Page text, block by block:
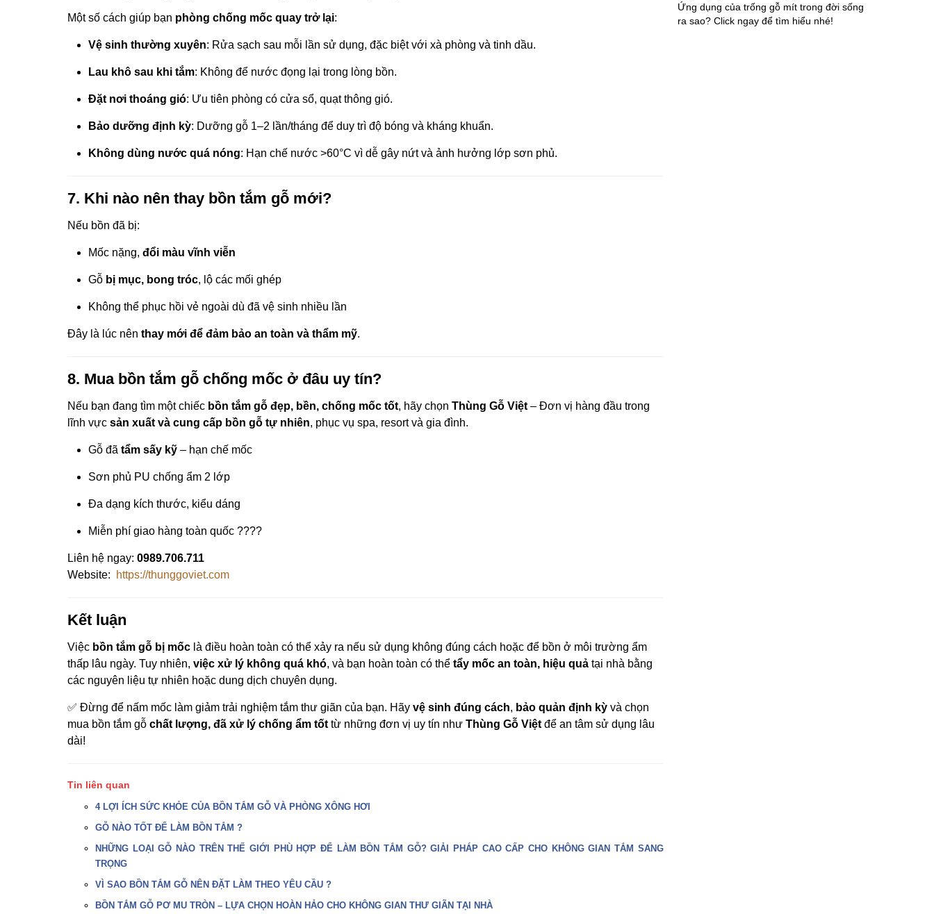
Một số cách giúp bạn phòng chống mốc quay trở lại:
Vệ sinh thường xuyên: Rửa sạch sau mỗi lần sử dụng, đặc biệt với xà phòng và tinh dầu.
Lau khô sau khi tắm: Không để nước đọng lại trong lòng bồn.
Đặt nơi thoáng gió: Ưu tiên phòng có cửa sổ, quạt thông gió.
Bảo dưỡng định kỳ: Dưỡng gỗ 1–2 lần/tháng để duy trì độ bóng và kháng khuẩn.
Không dùng nước quá nóng: Hạn chế nước >60°C vì dễ gây nứt và ảnh hưởng lớp sơn phủ.
7. Khi nào nên thay bồn tắm gỗ mới?
Nếu bồn đã bị:
Mốc nặng, đổi màu vĩnh viễn
Gỗ bị mục, bong tróc, lộ các mối ghép
Không thể phục hồi vẻ ngoài dù đã vệ sinh nhiều lần
Đây là lúc nên thay mới để đảm bảo an toàn và thẩm mỹ.
8. Mua bồn tắm gỗ chống mốc ở đâu uy tín?
Nếu bạn đang tìm một chiếc bồn tắm gỗ đẹp, bền, chống mốc tốt, hãy chọn Thùng Gỗ Việt – Đơn vị hàng đầu trong
lĩnh vực sản xuất và cung cấp bồn gỗ tự nhiên, phục vụ spa, resort và gia đình.
Gỗ đã tẩm sấy kỹ – hạn chế mốc
Sơn phủ PU chống ẩm 2 lớp
Đa dạng kích thước, kiểu dáng
Miễn phí giao hàng toàn quốc ????
Liên hệ ngay: 0989.706.711
Website:
https://thunggoviet.com
Kết luận
Việc bồn tắm gỗ bị mốc là điều hoàn toàn có thể xảy ra nếu sử dụng không đúng cách hoặc để bồn ở môi trường ẩm
thấp lâu ngày. Tuy nhiên, việc xử lý không quá khó, và bạn hoàn toàn có thể tẩy mốc an toàn, hiệu quả tại nhà bằng
các nguyên liệu tự nhiên hoặc dung dịch chuyên dụng.
✅ Đừng để nấm mốc làm giảm trải nghiệm tắm thư giãn của bạn. Hãy vệ sinh đúng cách, bảo quản định kỳ và chọn
mua bồn tắm gỗ chất lượng, đã xử lý chống ẩm tốt từ những đơn vị uy tín như Thùng Gỗ Việt để an tâm sử dụng lâu
dài!
Tin liên quan
4 LỢI ÍCH SỨC KHỎE CỦA BỒN TẮM GỖ VÀ PHÒNG XÔNG HƠI
GỖ NÀO TỐT ĐỂ LÀM BỒN TẮM ?
NHỮNG LOẠI GỖ NÀO TRÊN THẾ GIỚI PHÙ HỢP ĐỂ LÀM BỒN TẮM GỖ? GIẢI PHÁP CAO CẤP CHO KHÔNG GIAN TẮM SANG
TRỌNG
VÌ SAO BỒN TẮM GỖ NÊN ĐẶT LÀM THEO YÊU CẦU ?
BỒN TẮM GỖ PƠ MU TRÒN – LỰA CHỌN HOÀN HẢO CHO KHÔNG GIAN THƯ GIÃN TẠI NHÀ
Ứng dụng của trống gỗ mít trong đời sống
ra sao? Click ngay để tìm hiểu nhé!